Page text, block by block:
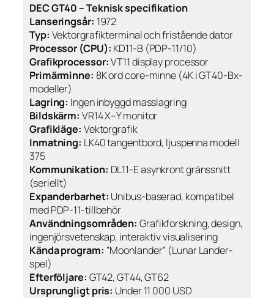
DEC GT40 – Teknisk specifikation
Lanseringsår: 1972
Typ: Vektorgrafikterminal och fristående dator
Processor (CPU): KD11-B (PDP-11/10)
Grafikprocessor:VT11 display processor
Primärminne: 8K ord core-minne (4K i GT40-Bx-
modeller)
Lagring: Ingen inbyggd masslagring
Bildskärm: VR14 X–Y monitor
Grafikläge: Vektorgrafik
Inmatning: LK40 tangentbord, ljuspenna modell
375
Kommunikation: DL11-E asynkront gränssnitt
(seriellt)
Expanderbarhet: Unibus-baserad, kompatibel
med PDP-11-tillbehör
Användningsområden: Grafikforskning, design,
ingenjörsvetenskap, interaktiv visualisering
Kända program: ”Moonlander” (Lunar Lander-
spel)
Efterföljare: GT42, GT44, GT62
Ursprungligt pris: Under 11 000 USD